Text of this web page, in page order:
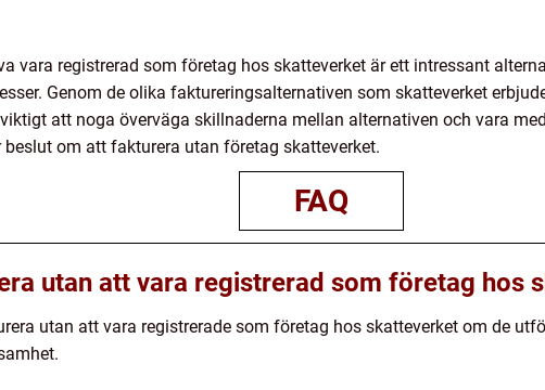
vara registrerad som företag hos skatteverket är ett intressant
Genom de olika faktureringsalternativen som skatteverket
att noga överväga skillnaderna mellan alternativen och vara
om att fakturera utan företag skatteverket.
FAQ
utan att vara registrerad som företag hos
utan att vara registrerade som företag hos skatteverket om de